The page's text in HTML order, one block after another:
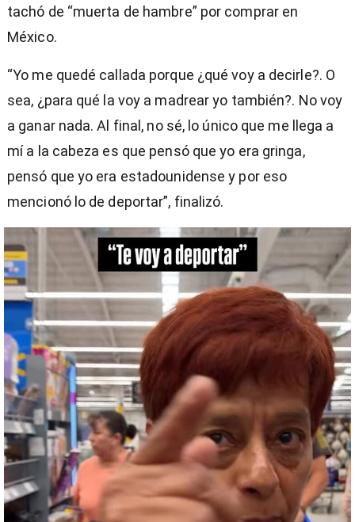
tachó de “muerta de hambre” por comprar en
México.
“Yo me quedé callada porque ¿qué voy a decirle?. O
sea, ¿para qué la voy a madrear yo también?. No voy
a ganar nada. Al final, no sé, lo único que me llega a
mí a la cabeza es que pensó que yo era gringa,
pensó que yo era estadounidense y por eso
mencionó lo de deportar”, finalizó.